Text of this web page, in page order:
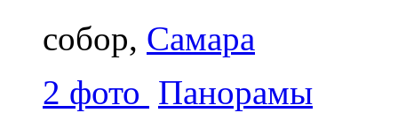
собор, Самара
2 фото Панорамы